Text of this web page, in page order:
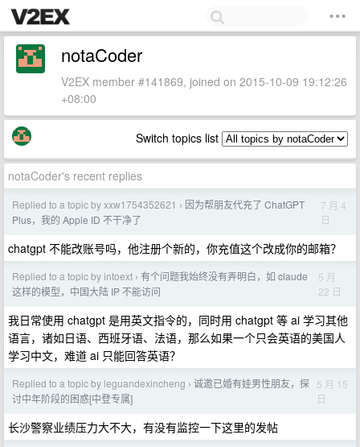
notaCoder
V2EX member #141869, joined on 2015-10-09 19:12:26
+08:00
Switch topics list
notaCoder's recent replies
Replied to a topic by xxw1754352621 › 因为帮朋友代充了 ChatGPT
Plus，我的 Apple ID 不干净了
7 月 4
日
chatgpt 不能改账号吗，他注册个新的，你充值这个改成你的邮箱？
Replied to a topic by intoext › 有个问题我始终没有弄明白，如 claude
这样的模型，中国大陆 IP 不能访问
5 月
22 日
我日常使用 chatgpt 是用英文指令的，同时用 chatgpt 等 ai 学习其他
语言，诸如日语、西班牙语、法语，那么如果一个只会英语的美国人
学习中文，难道 ai 只能回答英语？
Replied to a topic by leguandexincheng › 诚邀已婚有娃男性朋友，探
讨中年阶段的困惑[中登专属]
5 月 15
日
长沙警察业绩压力大不大，有没有监控一下这里的发帖